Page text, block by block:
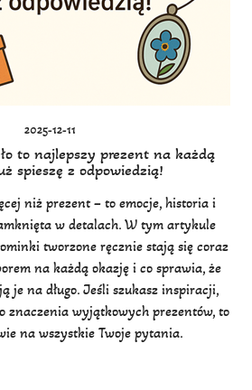
2025-12-11
to najlepszy prezent na każdą
spieszę z odpowiedzią!
niż prezent – to emocje, historia i
w detalach. W tym artykule
tworzone ręcznie stają się coraz
na każdą okazję i co sprawia, że
je na długo. Jeśli szukasz inspiracji,
znaczenia wyjątkowych prezentów, to
na wszystkie Twoje pytania.